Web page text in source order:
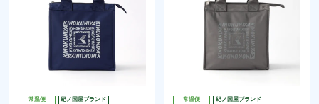
常温便
紀ノ国屋ブランド
常温便
紀ノ国屋ブランド